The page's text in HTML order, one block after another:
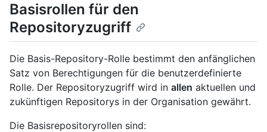
Basisrollen für den
Repositoryzugriff
Die Basis-Repository-Rolle bestimmt den anfänglichen
Satz von Berechtigungen für die benutzerdefinierte
Rolle. Der Repositoryzugriff wird in allen aktuellen und
zukünftigen Repositorys in der Organisation gewährt.
Die Basisrepositoryrollen sind: